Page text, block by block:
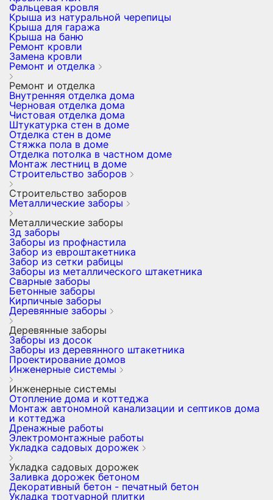
Фальцевая кровля
Крыша из натуральной черепицы
Крыша для гаража
Крыша на баню
Ремонт кровли
Замена кровли
Ремонт и отделка
Ремонт и отделка
Внутренняя отделка дома
Черновая отделка дома
Чистовая отделка дома
Штукатурка стен в доме
Отделка стен в доме
Стяжка пола в доме
Отделка потолка в частном доме
Монтаж лестниц в доме
Строительство заборов
Строительство заборов
Металлические заборы
Металлические заборы
3д заборы
Заборы из профнастила
Забор из евроштакетника
Забор из сетки рабицы
Заборы из металлического штакетника
Сварные заборы
Бетонные заборы
Кирпичные заборы
Деревянные заборы
Деревянные заборы
Заборы из досок
Заборы из деревянного штакетника
Проектирование домов
Инженерные системы
Инженерные системы
Отопление дома и коттеджа
Монтаж автономной канализации и септиков дома
и коттеджа
Дренажные работы
Электромонтажные работы
Укладка садовых дорожек
Укладка садовых дорожек
Заливка дорожек бетоном
Декоративный бетон - печатный бетон
Укладка тротуарной плитки